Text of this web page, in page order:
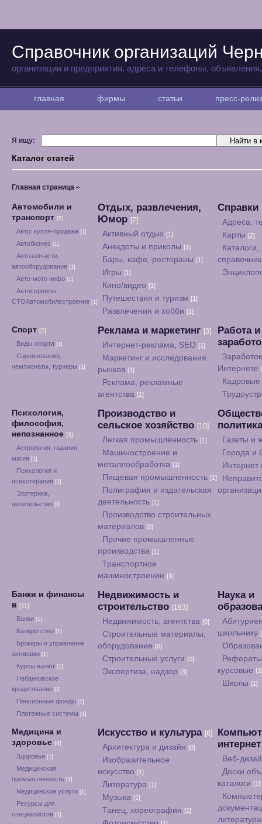
Справочник организаций
организации и предприятия, адреса и телефоны,
главная фирмы статьи пресс-
Я ищу:
Каталог статей
Главная страница
Автомобили и
транспорт [5]
Авто: купля-продажа [1]
Автобизнес [1]
Автозапчасти,
автооборудование [1]
Авто-мото инфо [1]
Автосервисы,
СТОАвтомобилестроение [1]
Отдых, развлечения,
Юмор [7]
Активный отдых [1]
Анекдоты и приколы [1]
Бары, кафе, рестораны [1]
Игры [1]
Кино/видео [1]
Путешествия и туризм [1]
Развлечения и хобби [1]
Справки
Адреса,
Карты [2]
Каталоги,
Спорт [2]
Виды спорта [1]
Соревнования,
чемпионаты, турниры [1]
Реклама и маркетинг [3]
Интернет-реклама, SEO [1]
Маркетинг и исследования
рынков [1]
Реклама, рекламные
агентства [1]
Работа и
Интернете
Кадровые
Психология,
философия,
непознанное [3]
Астрология, гадания,
магия [1]
Психология и
психотерапия [1]
Эзотерика,
целительство [1]
Производство и
сельское хозяйство [10]
Легкая промышленность [1]
Машиностроение и
металлообработка [1]
Пищевая промышленность [1]
Полиграфия и издательская
деятельность [1]
Производство строительных
материалов [0]
Прочие промышленные
производства [1]
Транспортное
машиностроение [1]
Газеты и
Города и
Банки и финансы
в [11]
Банки [1]
Банкротство [1]
Брокеры и управление
активами [1]
Курсы валют [1]
Небанковское
кредитование [1]
Пенсионные фонды [1]
Платежные системы [1]
Недвижимость и
строительство [183]
Недвижимость, агентства [0]
Строительные материалы,
оборудование [0]
Строительные услуги [0]
Экспертиза, надзор [3]
Наука и
школьнику
курсовые [1]
Школы [1]
Медицина и
здоровье [4]
Здоровье [1]
Медицинская
промышленность [1]
Медицинские услуги [1]
Ресурсы для
специалистов [1]
Искусство и культура [6]
Архитектура и дизайн [0]
Изобразительное
искусство [1]
Литература [1]
Музыка [1]
Танец, хореография [1]
Веб-
Доски
каталоги [1]